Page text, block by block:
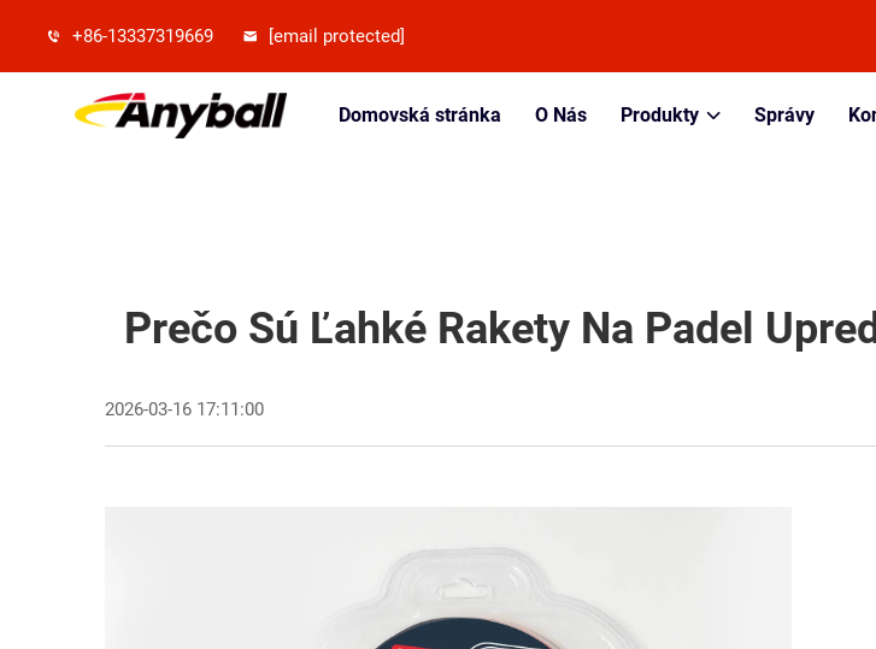
+86-13337319669 [email protected]
Domovská stránka O Nás Produkty Správy
Prečo Sú Ľahké Rakety Na Padel
2026-03-16 17:11:00